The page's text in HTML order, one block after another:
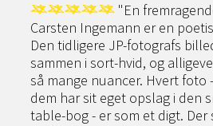
"En
Carsten Ingemann er en
Den tidligere JP-fotografs
sammen i sort-hvid, og
så mange nuancer. Hvert foto
dem har sit eget opslag i den
table-bog - er som et digt.